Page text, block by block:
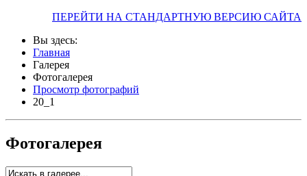
ПЕРЕЙТИ НА СТАНДАРТНУЮ ВЕРСИЮ САЙТА
Вы здесь:
Главная
Галерея
Фотогалерея
Просмотр фотографий
20_1
Фотогалерея